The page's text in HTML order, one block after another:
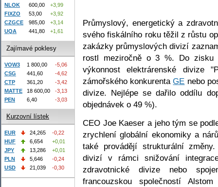
Průmyslový, energetický a
svého fiskálního roku těžil z růstu
zakázky průmyslových divizí
rostl meziročně o 3 %. Do zisku
výkonnost elektrárenské divize
zámořského konkurentaGE nebo
divize. Nejlépe se dařilo oddílu
objednávek o 49 %).
CEO Joe Kaeser a jeho tým se
zrychlení globální ekonomiky a
také provádějí strukturální
divizí v rámci snižování
zdravotnické divize nebo
francouzskou společností
NLOK
600,00
+3,99
FIXZO
53,00
+3,92
CZGCE
985,00
+3,14
UQA
441,80 +1,61
Zajímavé poklesy
VOW3 1 800,00
-5,06
CSG
441,60
-4,62
CTP
361,20
-3,42
MATTE
18 600,00
-3,13
PEN
6,40 -3,03
Kurzovní lístek
EUR 24,265
-0,22
HUF
6,654
+0,01
JPY
13,286
+0,01
PLN
5,646
-0,24
USD
21,039 -0,30